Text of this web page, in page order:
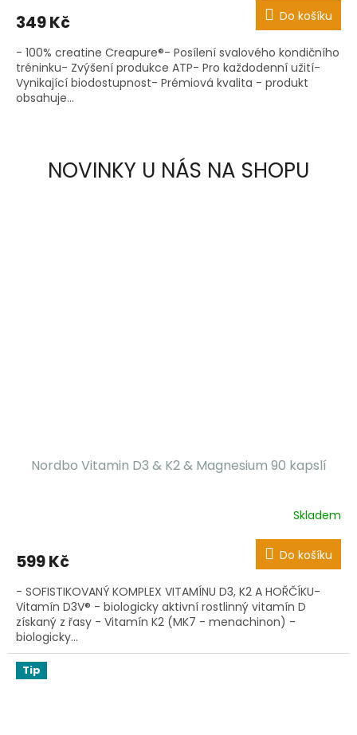
349 Kč Do košíku
- 100% creatine Creapure®- Posílení svalového kondičního
tréninku- Zvýšení produkce ATP- Pro každodenní užití-
Vynikající biodostupnost- Prémiová kvalita - produkt
obsahuje...
NOVINKY U NÁS NA SHOPU
Nordbo Vitamin D3 & K2 & Magnesium 90 kapslí
Skladem
599 Kč Do košíku
- SOFISTIKOVANÝ KOMPLEX VITAMÍNU D3, K2 A HOŘČÍKU-
Vitamín D3V® - biologicky aktivní rostlinný vitamín D
získaný z řasy - Vitamín K2 (MK7 - menachinon) -
biologicky...
Tip